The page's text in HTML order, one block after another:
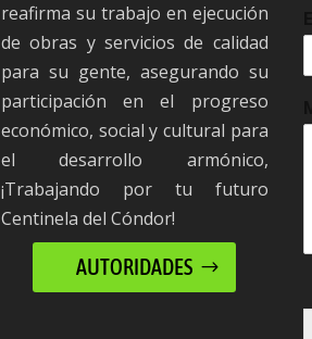
reafirma su trabajo en ejecución
de obras y servicios de calidad
para su gente, asegurando su
participación en el progreso
económico, social y cultural para
el desarrollo armónico,
¡Trabajando por tu futuro
Centinela del Cóndor!
AUTORIDADES